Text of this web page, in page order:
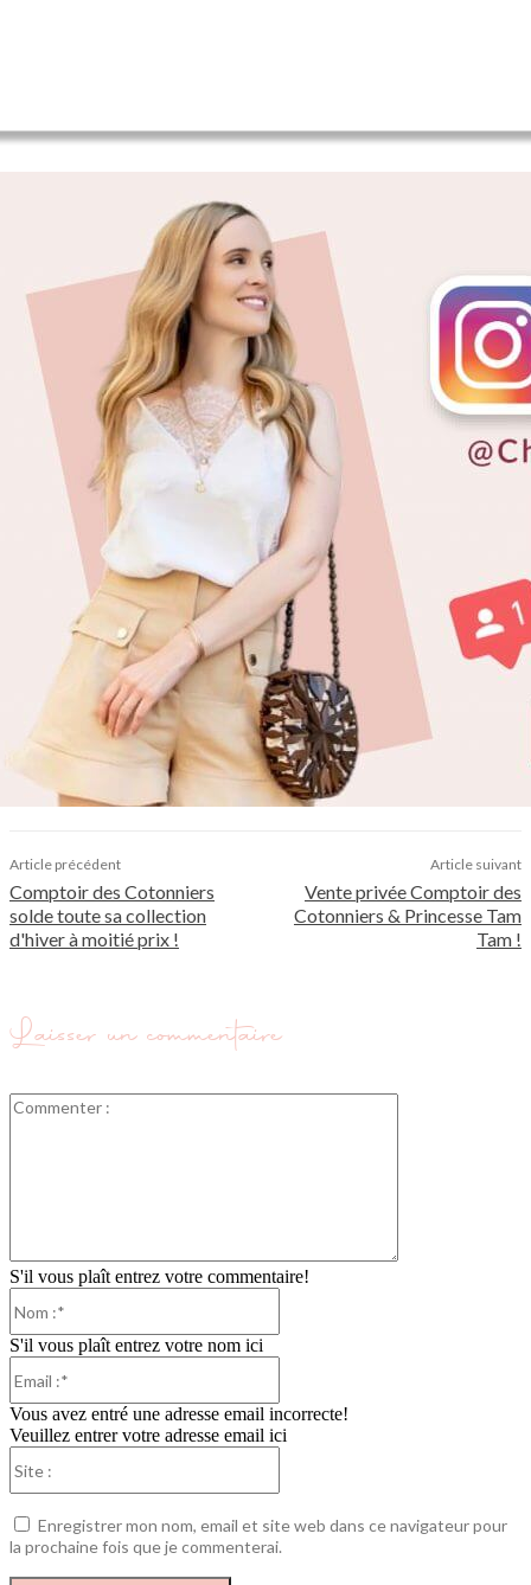
Article précédent
Comptoir des Cotonniers
solde toute sa collection
d'hiver à moitié prix !
Article suivant
Vente privée Comptoir des
Cotonniers & Princesse Tam
Tam !
Laisser un commentaire
S'il vous plaît entrez votre commentaire!
S'il vous plaît entrez votre nom ici
Vous avez entré une adresse email incorrecte!
Veuillez entrer votre adresse email ici
Enregistrer mon nom, email et site web dans ce navigateur pour
la prochaine fois que je commenterai.